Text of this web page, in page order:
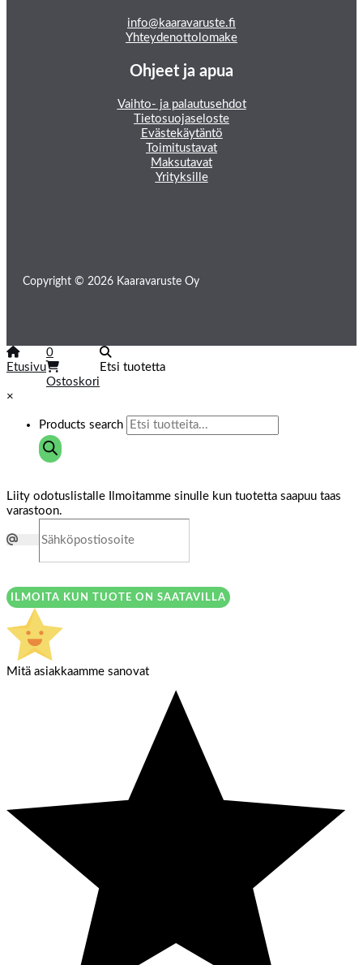
info@kaaravaruste.fi
Yhteydenottolomake
Ohjeet ja apua
Vaihto- ja palautusehdot
Tietosuojaseloste
Evästekäytäntö
Toimitustavat
Maksutavat
Yrityksille
Copyright © 2026 Kaaravaruste Oy
Etusivu
0
Ostoskori
Etsi tuotetta
×
Products search
Liity odotuslistalle
Ilmoitamme sinulle kun tuotetta saapuu taas
varastoon.
ILMOITA KUN TUOTE ON SAATAVILLA
Mitä asiakkaamme sanovat